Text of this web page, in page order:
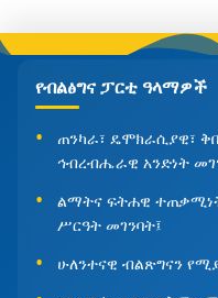
የብልፅግና ፓርቲ ዓላማዎች
ጠንካራ፣ ዴሞክራሲያዊ፣
ኅብረብሔራዊ አንድነት
ልማትና ፍትሐዊ
ሥርዓት መገንባት፤
ሁለንተናዊ ብልጽግናን